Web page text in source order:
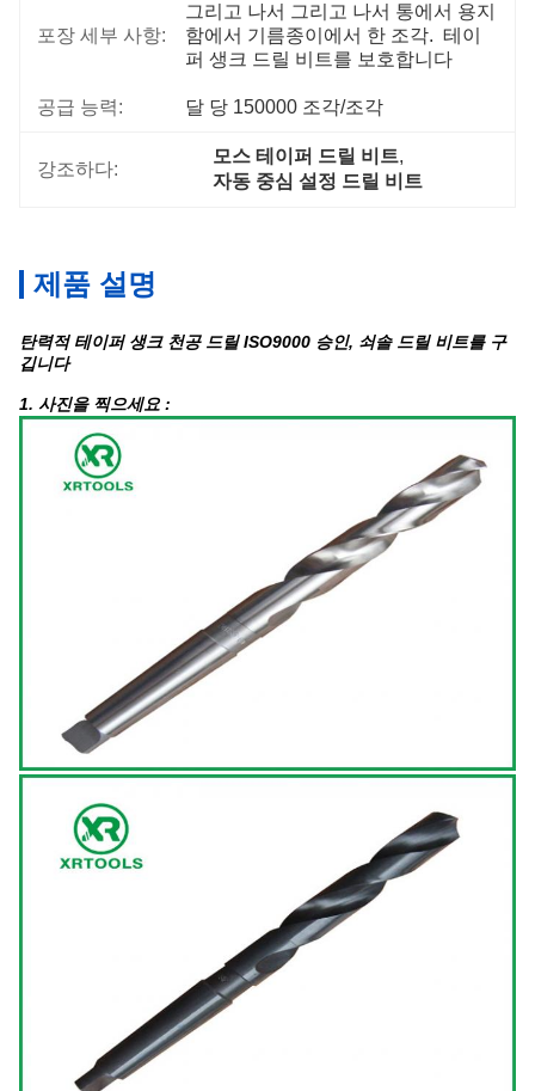
포장 세부 사항:
그리고 나서 그리고 나서 통에서 용지
함에서 기름종이에서 한 조각.  테이
퍼 생크 드릴 비트를 보호합니다
공급 능력: 달 당 150000 조각/조각
강조하다:
모스 테이퍼 드릴 비트,
자동 중심 설정 드릴 비트
제품 설명
탄력적 테이퍼 생크 천공 드릴 ISO9000 승인, 쇠솔 드릴 비트를 구
깁니다
1. 사진을 찍으세요 :